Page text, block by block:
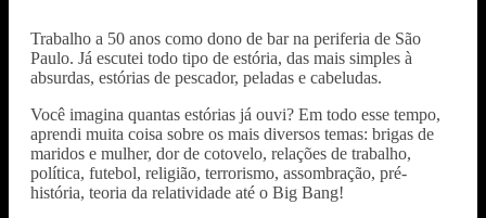
Trabalho a 50 anos como dono de bar na periferia de São
Paulo. Já escutei todo tipo de estória, das mais simples à
absurdas, estórias de pescador, peladas e cabeludas.
Você imagina quantas estórias já ouvi? Em todo esse tempo,
aprendi muita coisa sobre os mais diversos temas: brigas de
maridos e mulher, dor de cotovelo, relações de trabalho,
política, futebol, religião, terrorismo, assombração, pré-
história, teoria da relatividade até o Big Bang!